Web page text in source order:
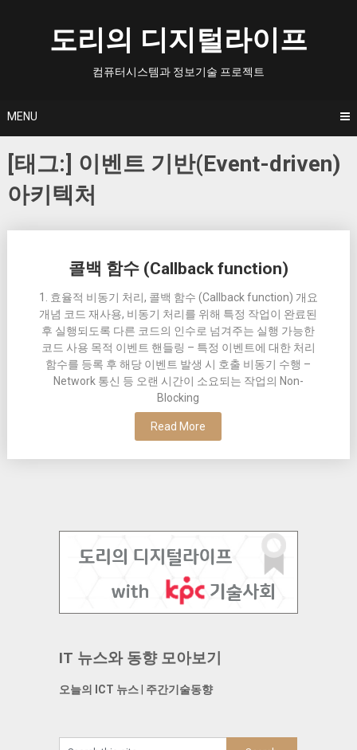
도리의 디지털라이프
컴퓨터시스템과 정보기술 프로젝트
MENU
[태그:] 이벤트 기반(Event-driven)
아키텍처
콜백 함수 (Callback function)
1. 효율적 비동기 처리, 콜백 함수 (Callback function) 개요
개념 코드 재사용, 비동기 처리를 위해 특정 작업이 완료된
후 실행되도록 다른 코드의 인수로 넘겨주는 실행 가능한
코드 사용 목적 이벤트 핸들링 – 특정 이벤트에 대한 처리
함수를 등록 후 해당 이벤트 발생 시 호출 비동기 수행 –
Network 통신 등 오랜 시간이 소요되는 작업의 Non-
Blocking
Read More
navigation
IT 뉴스와 동향 모아보기
오늘의 ICT 뉴스| 주간기술동향